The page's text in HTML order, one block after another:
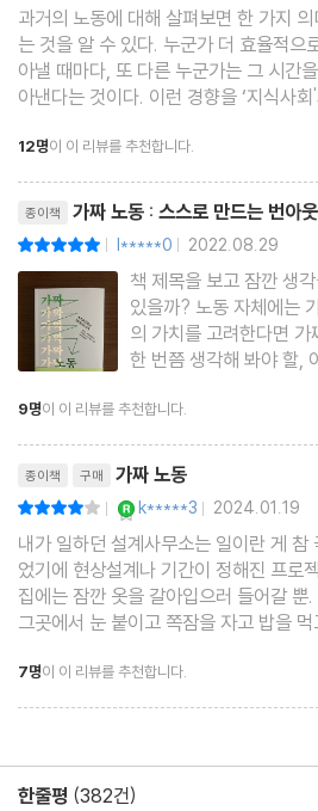
여가가 아닌 노동이 특권인 사회
할 일이 없으면 집에 가자
핵심 업무와 가짜 노동
142개의 가짜 질문과 지어낸 답
최선을 다해 해결책을 찾는 세상
민간 부문을 따라 하는 공공 부문
기업의 신화에 가려진 사실들
해결책을 찾는 대신 일을 해킹하라
시간이 남아도는 관리직을 경계하자
끝없는 개선을 멈추고 핵심 사업에 집중
창조적 조직의 실체 적은 것에 만족하는
6장. 남에 대한 모방을 멈추자
존재하지 않는 문제에 대한 해결책
모든 것의 문서화상급 기관 흉내내기
핵심 업무보다 멋진 아이디어가 우선
기업의 모방 본능규정을 이용한 책임 회
과거의 노동에 대해 살펴보면 한 가지
는 것을 알 수 있다. 누군가 더 효율적으
아낼 때마다, 또 다른 누군가는 그 시간
아낸다는 것이다. 이런 경향을 ‘지식사
입니다. 분명 시간을 절약하기 위해 무언
12명이 이 리뷰를 추천합니다.
종이책 가짜 노동 : 스스로 만드는 번아
| l*****0 | 2022.08.29
책 제목을 보고 잠깐 생각을 했다. 노
있을까? 노동 자체에는 가짜가 없다. 하지만 그 노동
의 가치를 고려한다면
한 번쯤 생각해 봐야 할,
‘정말 그러한가’에 대한 질
9명이 이 리뷰를 추천합니다.
종이책 구매 가짜 노동
| k*****3 | 2024.01.19
내가 일하던 설계사무소는 일이란 게 참
었기에 현상설계나 기간이 정해진 프로
집에는 잠깐 옷을 갈아입으러 들어갈 뿐
그곳에서 눈 붙이고 쪽잠을 자고 밥을
상이라고 하기엔 다소 암울한, 하지만
으로 술을 마시고 다시 사무실로 복귀(?)
7명이 이 리뷰를 추천합니다.
한줄평 (382건)